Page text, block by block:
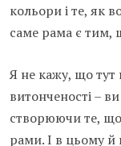
кольори і те, як
саме рама є тим,
Я не кажу, що тут
витонченості –
створюючи те, що
рами. І в цьому й